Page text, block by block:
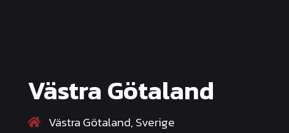
Västra Götaland
Västra Götaland, Sverige